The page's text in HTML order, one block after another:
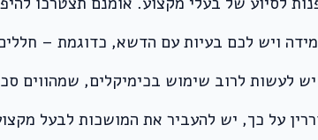
ויש לכם בעיות עם הדשא, כדוגמת –
לעשות לרוב שימוש בכימיקלים, שמהווים
על כך, יש להעביר את המושכות לבעל